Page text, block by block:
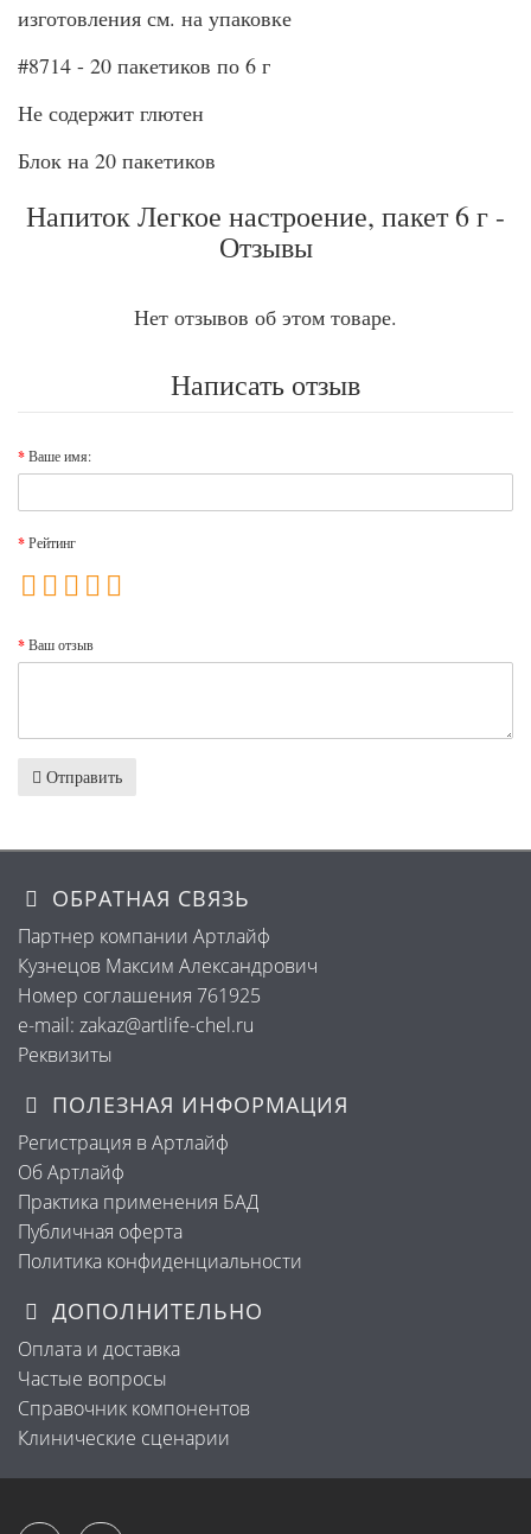
изготовления см. на упаковке
#8714 - 20 пакетиков по 6 г
Не содержит глютен
Блок на 20 пакетиков
Напиток Легкое настроение, пакет 6 г -
Отзывы
Нет отзывов об этом товаре.
Написать отзыв
Ваше имя:
Рейтинг
Ваш отзыв
Отправить
ОБРАТНАЯ СВЯЗЬ
Партнер компании Артлайф
Кузнецов Максим Александрович
Номер соглашения 761925
e-mail: zakaz@artlife-chel.ru
Реквизиты
ПОЛЕЗНАЯ ИНФОРМАЦИЯ
Регистрация в Артлайф
Об Артлайф
Практика применения БАД
Публичная оферта
Политика конфиденциальности
ДОПОЛНИТЕЛЬНО
Оплата и доставка
Частые вопросы
Справочник компонентов
Клинические сценарии